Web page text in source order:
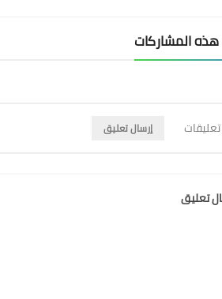
المشاركات
إرسال تعليق
تعليق